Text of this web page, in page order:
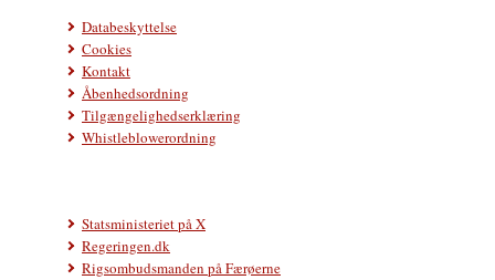
Databeskyttelse
Cookies
Kontakt
Åbenhedsordning
Tilgængelighedserklæring
Whistleblowerordning
Statsministeriet på X
Regeringen.dk
Rigsombudsmanden på Færøerne